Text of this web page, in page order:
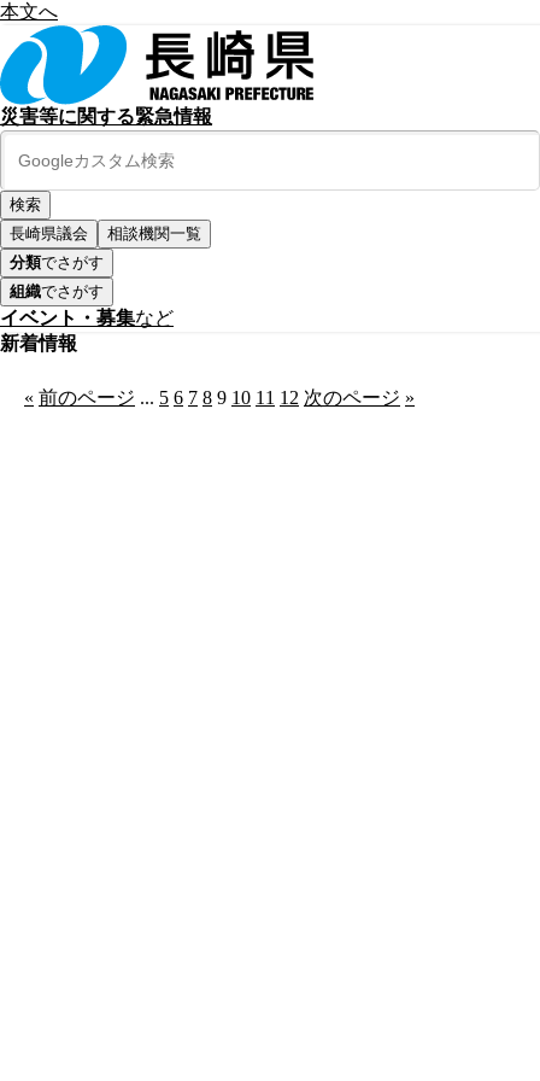
本文へ
災害等に関する緊急情報
長崎県議会
相談機関一覧
分類でさがす
組織でさがす
イベント・募集など
新着情報
« 前のページ ... 5 6 7 8 9 10 11 12 次のページ »